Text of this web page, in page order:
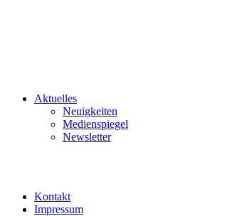
Aktuelles
Neuigkeiten
Medienspiegel
Newsletter
Kontakt
Impressum